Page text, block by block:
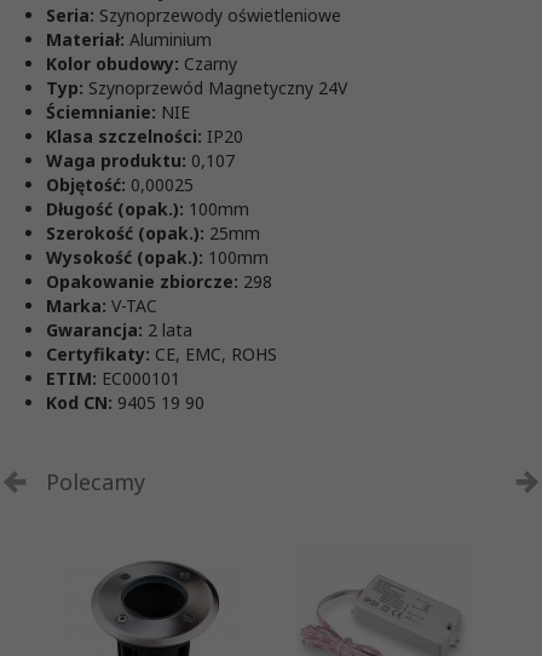
Seria: Szynoprzewody oświetleniowe
Materiał: Aluminium
Kolor obudowy: Czarny
Typ: Szynoprzewód Magnetyczny 24V
Ściemnianie: NIE
Klasa szczelności: IP20
Waga produktu: 0,107
Objętość: 0,00025
Długość (opak.): 100mm
Szerokość (opak.): 25mm
Wysokość (opak.): 100mm
Opakowanie zbiorcze: 298
Marka: V-TAC
Gwarancja: 2 lata
Certyfikaty: CE, EMC, ROHS
ETIM: EC000101
Kod CN: 9405 19 90
Polecamy